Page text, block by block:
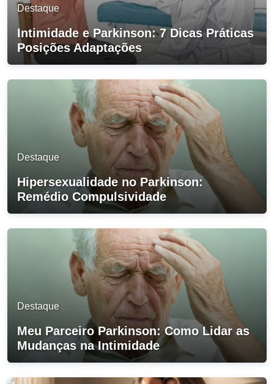
Destaque
Intimidade e Parkinson: 7 Dicas Práticas
Posições Adaptações
Destaque
Hipersexualidade no Parkinson:
Remédio Compulsividade
Destaque
Meu Parceiro Parkinson: Como Lidar as
Mudanças na Intimidade